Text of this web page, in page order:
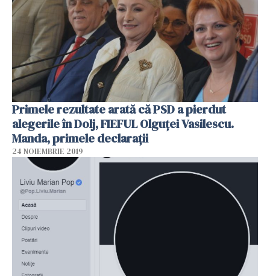
Primele rezultate arată că PSD a pierdut
alegerile în Dolj, FIEFUL Olguței Vasilescu.
Manda, primele declarații
24 NOIEMBRIE 2019